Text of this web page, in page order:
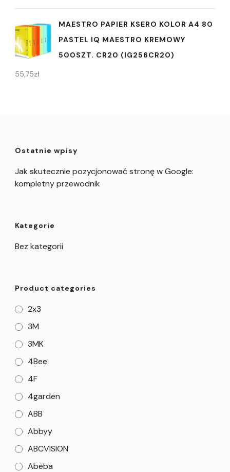
MAESTRO PAPIER KSERO KOLOR A4 80
PASTEL IQ MAESTRO KREMOWY
500SZT. CR20 (IG256CR20)
55,75zł
Ostatnie wpisy
Jak skutecznie pozycjonować stronę w Google:
kompletny przewodnik
Kategorie
Bez kategorii
Product categories
2x3
3M
3MK
4Bee
4F
4garden
ABB
Abbyy
ABCVISION
Abeba